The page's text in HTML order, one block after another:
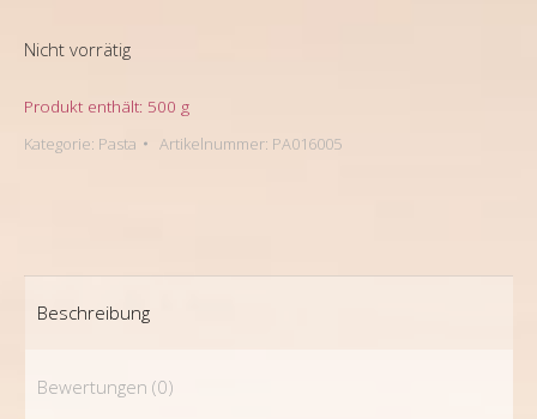
Nicht vorrätig
Produkt enthält: 500 g
Kategorie: Pasta Artikelnummer: PA016005
Beschreibung
Bewertungen (0)